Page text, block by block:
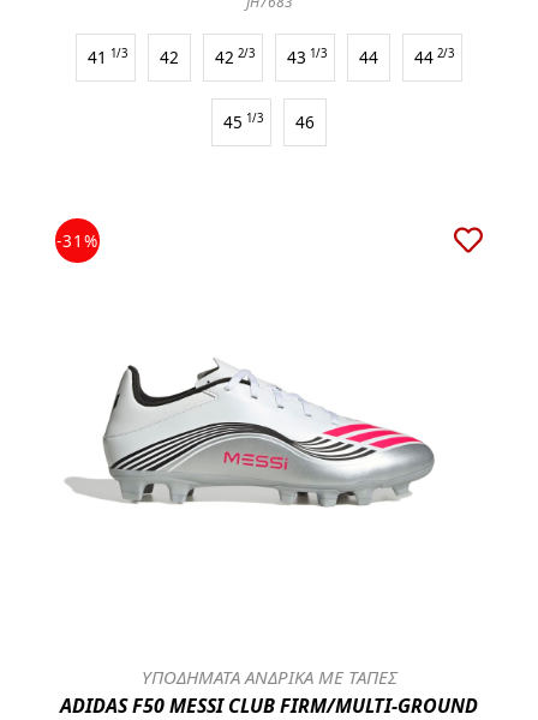
41 1/3 42 42 2/3 43 1/3 44 44 2/3
45 1/3 46
-31%
ΥΠΟΔΗΜΑΤΑ ΑΝΔΡΙΚΑ ΜΕ ΤΑΠΕΣ
ADIDAS F50 MESSI CLUB FIRM/MULTI-GROUND